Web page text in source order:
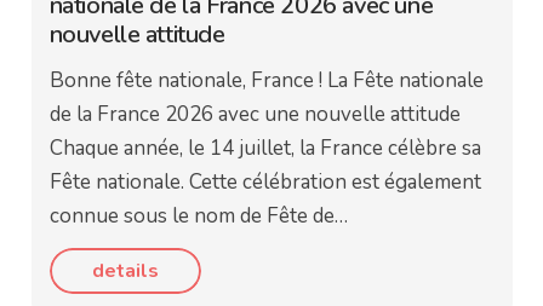
nouvelle attitude
Bonne fête nationale, France ! La Fête nationale
de la France 2026 avec une nouvelle attitude
Chaque année, le 14 juillet, la France célèbre sa
Fête nationale. Cette célébration est également
connue sous le nom de Fête de…
details